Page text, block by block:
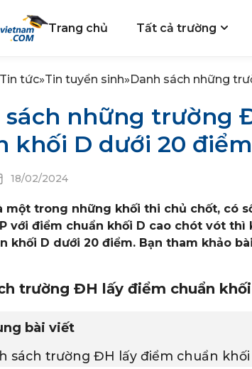
Trang chủ Tất cả trường
Tin tức»Tin tuyển sinh»Danh sách những
sách những trường
khối D dưới 20 điểm
18/02/2024
một trong những khối thi chủ chốt, có
với điểm chuẩn khối D cao chót vót
khối D dưới 20 điểm. Bạn tham khảo
trường ĐH lấy điểm chuẩn
bài viết
sách trường ĐH lấy điểm chuẩn khối